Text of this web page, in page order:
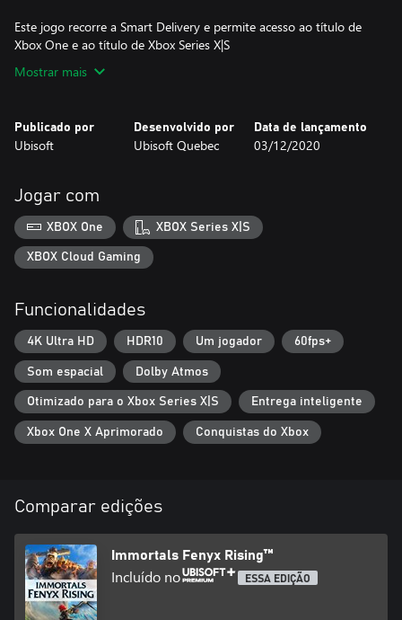
Este jogo recorre a Smart Delivery e permite acesso ao título de
Xbox One e ao título de Xbox Series X|S
Mostrar mais
Publicado por
Ubisoft
Desenvolvido por
Ubisoft Quebec
Data de lançamento
03/12/2020
Jogar com
XBOX One XBOX Series X|S
XBOX Cloud Gaming
Funcionalidades
4K Ultra HD HDR10 Um jogador 60fps+
Som espacial Dolby Atmos
Otimizado para o Xbox Series X|S Entrega inteligente
Xbox One X Aprimorado Conquistas do Xbox
Comparar edições
Immortals Fenyx Rising™
Incluído no ESSA EDIÇÃO